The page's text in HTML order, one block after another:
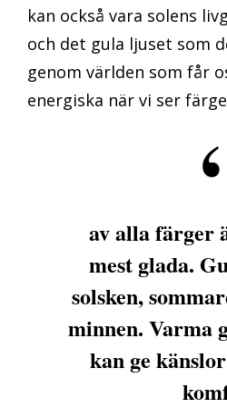
kan också vara solens
och det gula ljuset som
genom världen som får
energiska när vi ser
av alla färger
mest glada.
solsken,
minnen. Varma
kan ge